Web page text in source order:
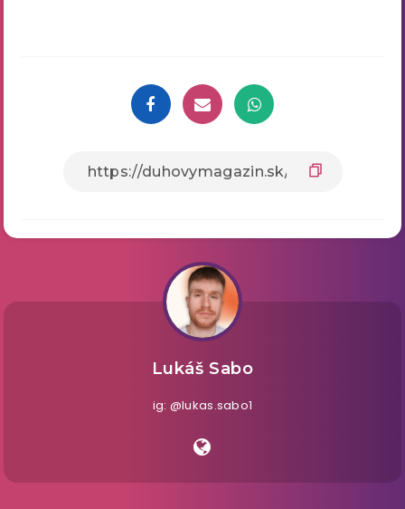
Lukáš Sabo
ig: @lukas.sabo1